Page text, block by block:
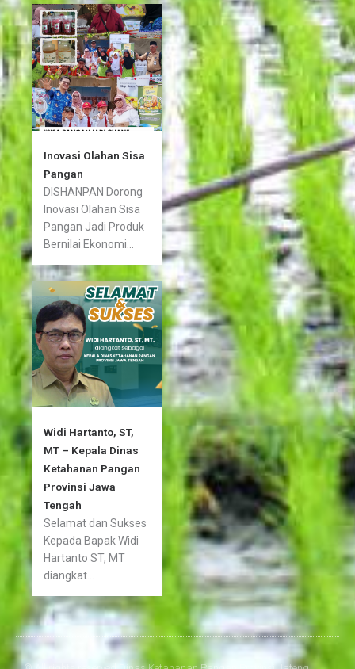
Inovasi Olahan Sisa
Pangan
DISHANPAN Dorong
Inovasi Olahan Sisa
Pangan Jadi Produk
Bernilai Ekonomi...
Widi Hartanto, ST,
MT – Kepala Dinas
Ketahanan Pangan
Provinsi Jawa
Tengah
Selamat dan Sukses
Kepada Bapak Widi
Hartanto ST, MT
diangkat...